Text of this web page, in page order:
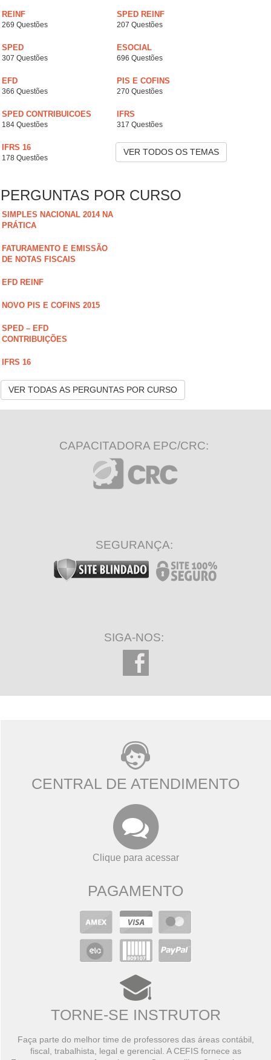
REINF
269 Questões
SPED REINF
207 Questões
SPED
307 Questões
ESOCIAL
696 Questões
EFD
366 Questões
PIS E COFINS
270 Questões
SPED CONTRIBUICOES
184 Questões
IFRS
317 Questões
IFRS 16
178 Questões
VER TODOS OS TEMAS
PERGUNTAS POR CURSO
SIMPLES NACIONAL 2014 NA
PRÁTICA
FATURAMENTO E EMISSÃO
DE NOTAS FISCAIS
EFD REINF
NOVO PIS E COFINS 2015
SPED – EFD
CONTRIBUIÇÕES
IFRS 16
VER TODAS AS PERGUNTAS POR CURSO
CAPACITADORA EPC/CRC:
SEGURANÇA:
SIGA-NOS:
CENTRAL DE ATENDIMENTO
Clique para acessar
PAGAMENTO
TORNE-SE INSTRUTOR
Faça parte do melhor time de professores das áreas contábil,
fiscal, trabalhista, legal e gerencial. A CEFIS fornece as